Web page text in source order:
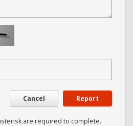
Cancel Report
are required to complete.